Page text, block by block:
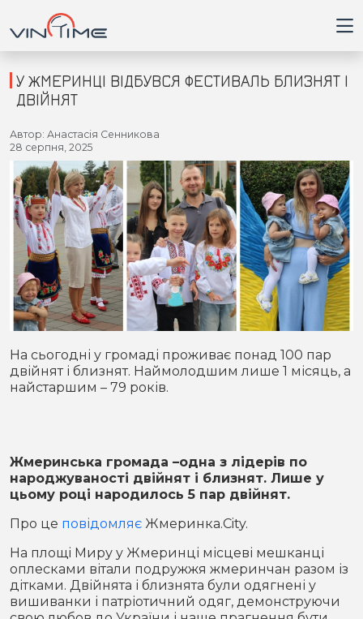
Головна
Війна
Новини
Кримінал
Здоров'я
Приватна думка
В кулуарах
Місто
Конфлікти
Партнери
Спорт
Спорт
Футбол
Контакти
Підписатись на нас у Telegram
У ЖМЕРИНЦІ ВІДБУВСЯ ФЕСТИВАЛЬ БЛИЗНЯТ І
ДВІЙНЯТ
Автор: Анастасія Сенникова
28 серпня, 2025
На сьогодні у громаді проживає понад 100 пар
двійнят і близнят. Наймолодшим лише 1 місяць, а
найстаршим – 79 років.
Жмеринська громада –одна з лідерів по
народжуваності двійнят і близнят. Лише у
цьому році народилось 5 пар двійнят.
Про це повідомляє Жмеринка.City.
На площі Миру у Жмеринці місцеві мешканці
оплесками вітали подружжя жмеринчан разом із
дітками. Двійнята і близнята були одягнені у
вишиванки і патріотичний одяг, демонструючи